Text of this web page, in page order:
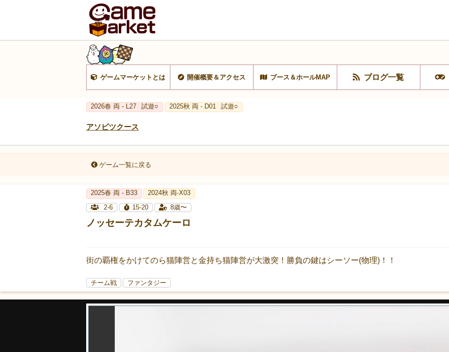
ゲームマーケットとは 開催概要＆アクセス ブース＆ホールMAP ブログ一覧
2026春 両 - L27 試遊○ 2025秋 両 - D01 試遊○
アソビツクース
ゲーム一覧に戻る
2025春 両 - B33
2024秋 両-X03
2-6
15-20 8歳〜
ノッセーテカタムケーロ
街の覇権をかけてのら猫陣営と金持ち猫陣営が大激突！勝負の鍵はシーソー(物理)！！
チーム戦 ファンタジー